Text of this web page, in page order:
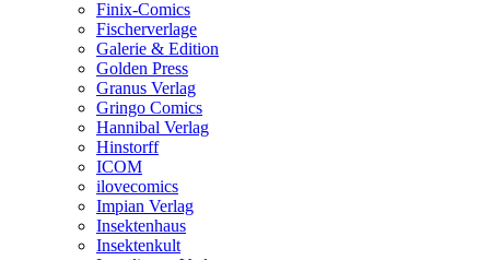
Finix-Comics
Fischerverlage
Galerie & Edition
Golden Press
Granus Verlag
Gringo Comics
Hannibal Verlag
Hinstorff
ICOM
ilovecomics
Impian Verlag
Insektenhaus
Insektenkult